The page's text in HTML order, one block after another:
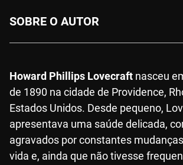
SOBRE O AUTOR
Howard Phillips Lovecraft nasceu
de 1890 na cidade de Providence,
Estados Unidos. Desde pequeno,
apresentava uma saúde delicada,
agravados por constantes
vida e, ainda que não tivesse